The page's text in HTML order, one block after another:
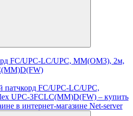
FC/UPC-LC/UPC, MM(OM3), 2м,